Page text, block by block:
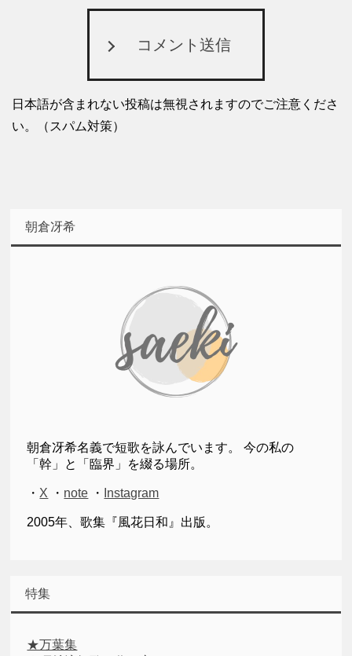
コメント送信
日本語が含まれない投稿は無視されますのでご注意くださ
い。（スパム対策）
朝倉冴希
朝倉冴希名義で短歌を詠んでいます。 今の私の
「幹」と「臨界」を綴る場所。
・ X ・ note ・ Instagram
2005年、歌集『風花日和』出版。
特集
★万葉集